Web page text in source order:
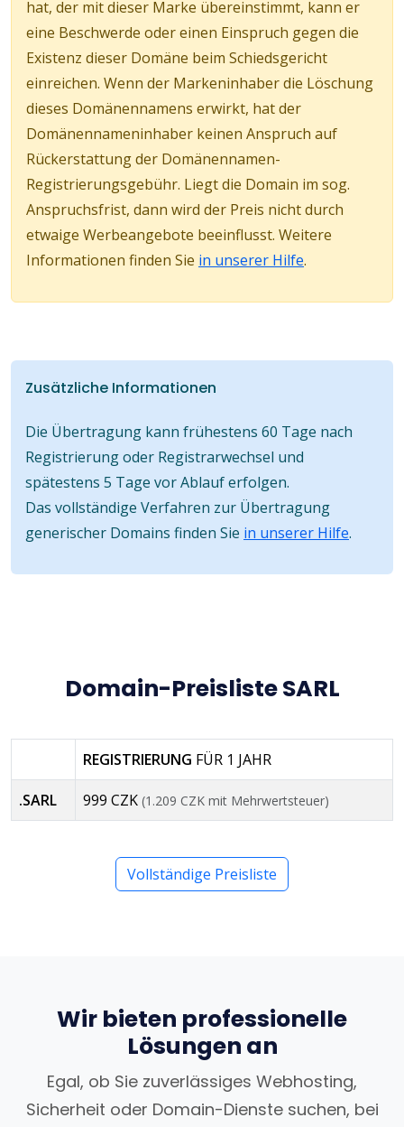
hat, der mit dieser Marke übereinstimmt, kann er
eine Beschwerde oder einen Einspruch gegen die
Existenz dieser Domäne beim Schiedsgericht
einreichen. Wenn der Markeninhaber die Löschung
dieses Domänennamens erwirkt, hat der
Domänennameninhaber keinen Anspruch auf
Rückerstattung der Domänennamen-
Registrierungsgebühr. Liegt die Domain im sog.
Anspruchsfrist, dann wird der Preis nicht durch
etwaige Werbeangebote beeinflusst. Weitere
Informationen finden Sie in unserer Hilfe.
Zusätzliche Informationen
Die Übertragung kann frühestens 60 Tage nach
Registrierung oder Registrarwechsel und
spätestens 5 Tage vor Ablauf erfolgen.
Das vollständige Verfahren zur Übertragung
generischer Domains finden Sie in unserer Hilfe.
Domain-Preisliste SARL
REGISTRIERUNG FÜR 1 JAHR
.SARL 999 CZK (1.209 CZK mit Mehrwertsteuer)
Vollständige Preisliste
Wir bieten professionelle
Lösungen an
Egal, ob Sie zuverlässiges Webhosting,
Sicherheit oder Domain-Dienste suchen, bei